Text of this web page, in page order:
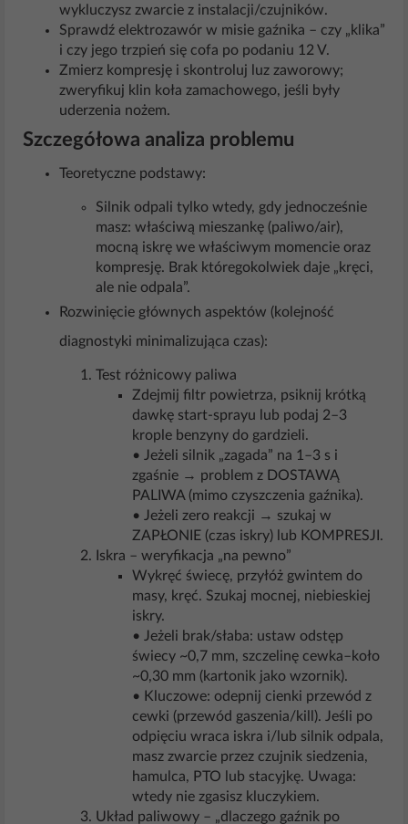
wykluczysz zwarcie z instalacji/czujników.
Sprawdź elektrozawór w misie gaźnika – czy „klika”
i czy jego trzpień się cofa po podaniu 12 V.
Zmierz kompresję i skontroluj luz zaworowy;
zweryfikuj klin koła zamachowego, jeśli były
uderzenia nożem.
Szczegółowa analiza problemu
Teoretyczne podstawy:
Silnik odpali tylko wtedy, gdy jednocześnie
masz: właściwą mieszankę (paliwo/air),
mocną iskrę we właściwym momencie oraz
kompresję. Brak któregokolwiek daje „kręci,
ale nie odpala”.
Rozwinięcie głównych aspektów (kolejność
diagnostyki minimalizująca czas):
Test różnicowy paliwa
Zdejmij filtr powietrza, psiknij krótką
dawkę start-sprayu lub podaj 2–3
krople benzyny do gardzieli.
• Jeżeli silnik „zagada” na 1–3 s i
zgaśnie → problem z DOSTAWĄ
PALIWA (mimo czyszczenia gaźnika).
• Jeżeli zero reakcji → szukaj w
ZAPŁONIE (czas iskry) lub KOMPRESJI.
Iskra – weryfikacja „na pewno”
Wykręć świecę, przyłóż gwintem do
masy, kręć. Szukaj mocnej, niebieskiej
iskry.
• Jeżeli brak/słaba: ustaw odstęp
świecy ~0,7 mm, szczelinę cewka–koło
~0,30 mm (kartonik jako wzornik).
• Kluczowe: odepnij cienki przewód z
cewki (przewód gaszenia/kill). Jeśli po
odpięciu wraca iskra i/lub silnik odpala,
masz zwarcie przez czujnik siedzenia,
hamulca, PTO lub stacyjkę. Uwaga:
wtedy nie zgasisz kluczykiem.
Układ paliwowy – „dlaczego gaźnik po